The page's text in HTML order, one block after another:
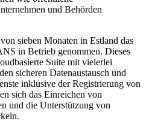
und Behörden
sieben Monaten in Estland das
in Betrieb genommen. Dieses
Suite mit vielerlei
sicheren Datenaustausch und
inklusive der Registrierung von
sich das Einreichen von
und die Unterstützung von